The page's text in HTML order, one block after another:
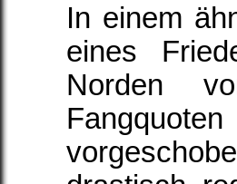
In einem
eines
Norden